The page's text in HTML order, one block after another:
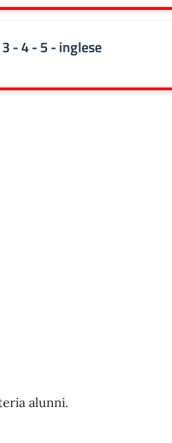
3 - 4 - 5 - inglese
- 4 - 5 - inglese
alunni.